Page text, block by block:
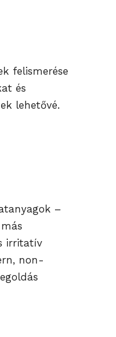
felismerése
és
lehetővé.
–
irritatív
non-